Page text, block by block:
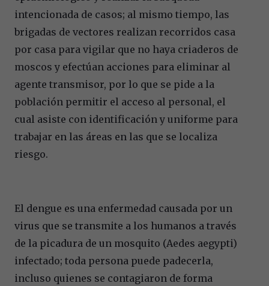
intencionada de casos; al mismo tiempo, las
brigadas de vectores realizan recorridos casa
por casa para vigilar que no haya criaderos de
moscos y efectúan acciones para eliminar al
agente transmisor, por lo que se pide a la
población permitir el acceso al personal, el
cual asiste con identificación y uniforme para
trabajar en las áreas en las que se localiza
riesgo.
El dengue es una enfermedad causada por un
virus que se transmite a los humanos a través
de la picadura de un mosquito (Aedes aegypti)
infectado; toda persona puede padecerla,
incluso quienes se contagiaron de forma